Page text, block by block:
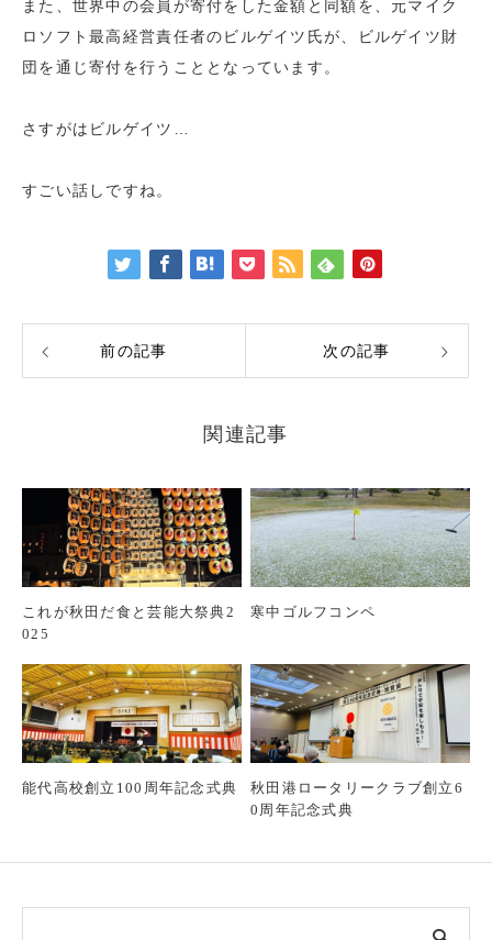
また、世界中の会員が寄付をした金額と同額を、元マイク
ロソフト最高経営責任者のビルゲイツ氏が、ビルゲイツ財
団を通じ寄付を行うこととなっています。
さすがはビルゲイツ…
すごい話しですね。
前の記事 次の記事
関連記事
これが秋田だ食と芸能大祭典2
025
寒中ゴルフコンペ
能代高校創立100周年記念式典
秋田港ロータリークラブ創立6
0周年記念式典